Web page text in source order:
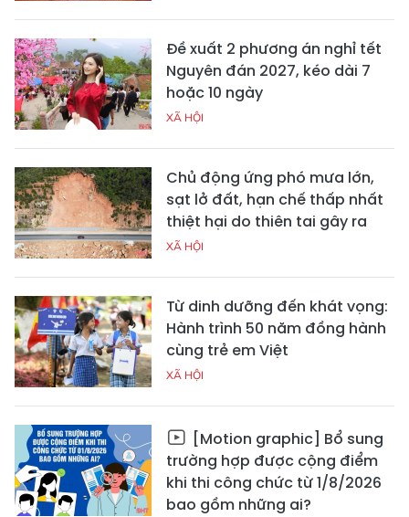
Đề xuất 2 phương án nghỉ tết
Nguyên đán 2027, kéo dài 7
hoặc 10 ngày
XÃ HỘI
Chủ động ứng phó mưa lớn,
sạt lở đất, hạn chế thấp nhất
thiệt hại do thiên tai gây ra
XÃ HỘI
Từ dinh dưỡng đến khát vọng:
Hành trình 50 năm đồng hành
cùng trẻ em Việt
XÃ HỘI
[Motion graphic] Bổ sung
trường hợp được cộng điểm
khi thi công chức từ 1/8/2026
bao gồm những ai?